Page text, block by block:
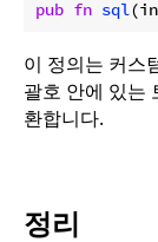
pub fn sql
이 정의는 커스
괄호 안에 있는
환합니다.
정리